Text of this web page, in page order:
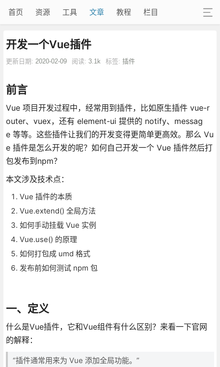
首页 资源 工具 文章 教程 栏目
开发一个Vue插件
更新日期: 2020-02-09 阅读: 3.1k 标签: 插件
前言
Vue 项目开发过程中，经常用到插件，比如原生插件 vue-r
outer、vuex，还有 element-ui 提供的 notify、messag
e 等等。这些插件让我们的开发变得更简单更高效。那么 Vu
e 插件是怎么开发的呢？如何自己开发一个 Vue 插件然后打
包发布到npm？
本文涉及技术点：
Vue 插件的本质
Vue.extend() 全局方法
如何手动挂载 Vue 实例
Vue.use() 的原理
如何打包成 umd 格式
发布前如何测试 npm 包
一、定义
什么是Vue插件，它和Vue组件有什么区别？来看一下官网
的解释：
“插件通常用来为 Vue 添加全局功能。”